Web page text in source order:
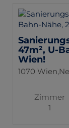
47m², U-
Wien!
1070
Zimmer
1